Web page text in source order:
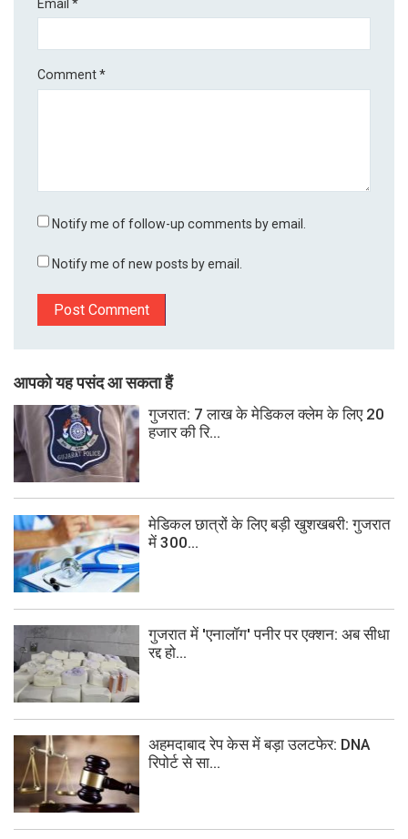
Email*
Comment*
Notify me of follow-up comments by email.
Notify me of new posts by email.
आपको यह पसंद आ सकता हैं
गुजरात: 7 लाख के मेडिकल क्लेम के लिए 20
हजार की रि...
मेडिकल छात्रों के लिए बड़ी खुशखबरी: गुजरात
में 300...
गुजरात में 'एनालॉग' पनीर पर एक्शन: अब सीधा
रद्द हो...
अहमदाबाद रेप केस में बड़ा उलटफेर: DNA
रिपोर्ट से सा...